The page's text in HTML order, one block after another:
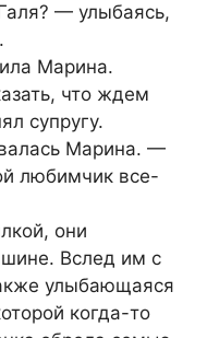
— улыбаясь,
Марина.
что ждем
супругу.
Марина. —
любимчик все-
они
Вслед им с
улыбающаяся
когда-то